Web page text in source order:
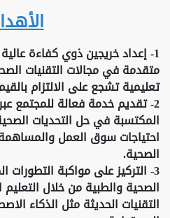
1- إعداد خريجين ذوي كفاءة
متقدمة في مجالات التقنيات
تعليمية تشجع على الالتزام
2- تقديم خدمة فعالة للمجتمع
المكتسبة في حل التحديات
احتياجات سوق العمل
الصحية.
3- التركيز على مواكبة
الصحية والطبية من خلال
التقنيات الحديثة مثل الذكاء